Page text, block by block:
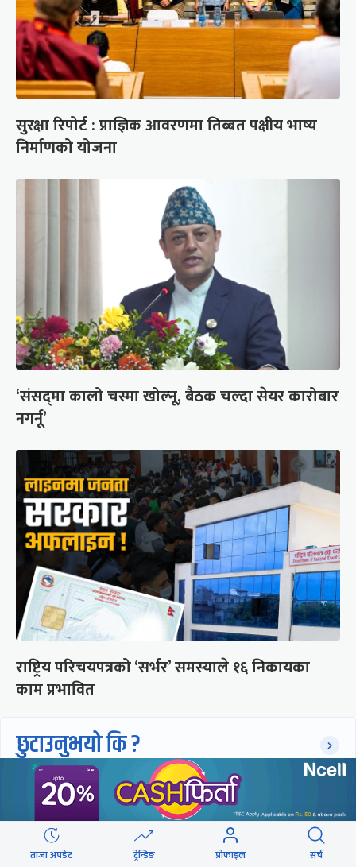
सुरक्षा रिपोर्ट : प्राज्ञिक आवरणमा तिब्बत पक्षीय भाष्य
निर्माणको योजना
‘संसद्‍मा कालो चस्मा खोल्नू, बैठक चल्दा सेयर कारोबार
नगर्नू’
राष्ट्रिय परिचयपत्रको ‘सर्भर’ समस्याले १६ निकायका
काम प्रभावित
छुटाउनुभयो कि ?
संसद्लाई टेर्दैनन् प्रधानमन्त्री, लाचार
छन् सभामुख
ताजा अपडेट ट्रेन्डिङ प्रोफाइल सर्च